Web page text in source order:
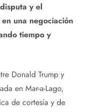
y el
una negociación
tiempo y
Donald Trump y
en Mar-a-Lago,
de cortesía y de